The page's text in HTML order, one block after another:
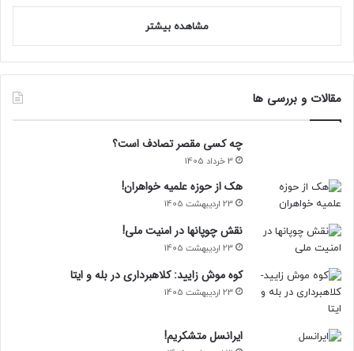
مشاهده بیشتر
مقالات و بررسی ها
چه کسی مقصر تصادف است؟
3 خرداد 1405
هک از حوزه علمیه خواهران!
23 اردیبهشت 1405
نقش چوپانها در امنیت ملی!
23 اردیبهشت 1405
کوه موش زایید: کلاهبرداری در بله و ایتا
23 اردیبهشت 1405
ایرانسل متشکریم!